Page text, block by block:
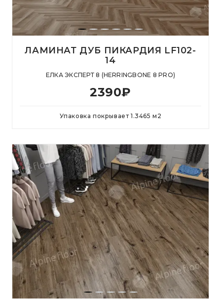
ЛАМИНАТ ДУБ ПИКАРДИЯ LF102-
14
ЕЛКА ЭКСПЕРТ 8 (HERRINGBONE 8 PRO)
2390₽
Упаковка покрывает 1.3465 м 2